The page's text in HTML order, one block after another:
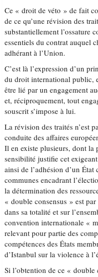
Ce « droit de véto » de fait
de ce qu’une révision des
substantiellement l’ossature
essentiels du contrat auquel
adhérant à l’Union.
C’est là l’expression d’un
du droit international public,
être lié par un engagement
et, réciproquement, tout
souscrit s’impose à lui.
La révision des traités n’est
conduite des affaires
Il en existe plusieurs, dont
sensibilité justifie cet
ainsi de l’adhésion d’un État
communes encadrant
la détermination des
« double consensus » est
dans sa totalité et sur
convention internationale «
relevant pour partie des
compétences des États
d’Istanbul sur la violence à
Si l’obtention de ce « double